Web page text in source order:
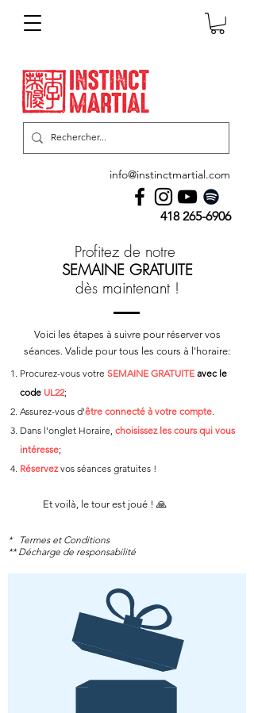
info@instinctmartial.com
418 265-6906
Profitez de notre
SEMAINE GRATUITE
dès maintenant !
Voici les étapes à suivre pour réserver vos
séances. Valide pour tous les cours à l'horaire:
Procurez-vous votre SEMAINE GRATUITE avec le
code UL22;
Assurez-vous d'être connecté à votre compte
Dans l'onglet Horaire, choisissez les cours qui vous
intéresse;
Réservez vos séances gratuites !
Et voilà, le tour est joué ! 🙏
* Termes et Conditions
** Décharge de responsabilité